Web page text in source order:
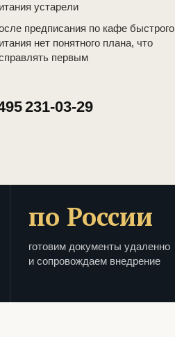
устарели
предписания по кафе быстрого
нет понятного плана, что
первым
231-03-29
по России
готовим документы удаленно
и сопровождаем внедрение